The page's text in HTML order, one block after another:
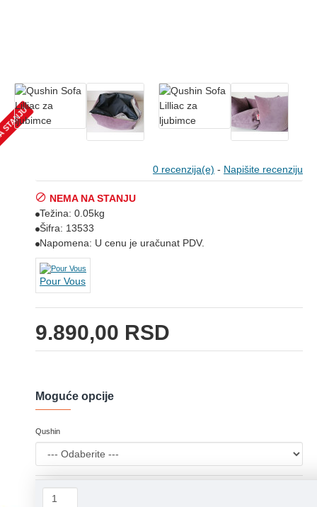
0 recenzija(e) - Napišite recenziju
9.890,00 RSD
NEMA NA STANJU
Težina: 0.05kg
Šifra: 13533
Napomena: U cenu je uračunat PDV.
Pour Vous
Moguće opcije
Qushin